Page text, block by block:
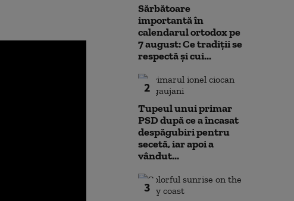
Sărbătoare
importantă în
calendarul ortodox pe
7 august: Ce tradiții se
respectă și cui...
2
Tupeul unui primar
PSD după ce a încasat
despăgubiri pentru
secetă, iar apoi a
vândut...
3